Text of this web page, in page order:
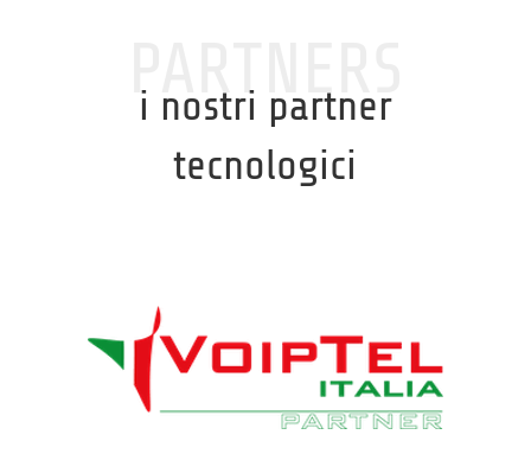
PARTNERS
i nostri partner
tecnologici